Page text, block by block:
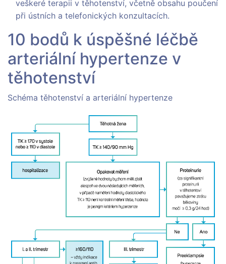
veškeré terapii v těhotenství, včetně obsahu poučení
při ústních a telefonických konzultacích.
10 bodů k úspěšné léčbě
arteriální hypertenze v
těhotenství
Schéma těhotenství a arteriální hypertenze